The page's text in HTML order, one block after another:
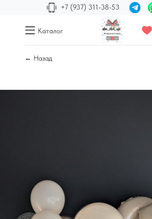
+7 (937) 311-38-53
Каталог
← Назад